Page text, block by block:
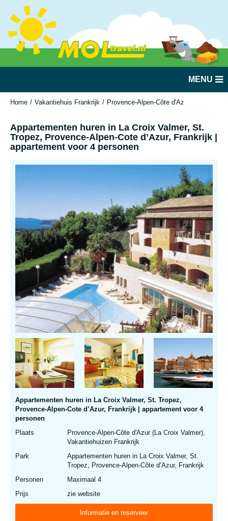
MENU
Home Vakantiehuis Frankrijk Provence-Alpen-Côte d'Azur
Appartementen huren in La Croix Valmer, St.
Tropez, Provence-Alpen-Cote d’Azur, Frankrijk |
appartement voor 4 personen
Appartementen huren in La Croix Valmer, St. Tropez,
Provence-Alpen-Cote d’Azur, Frankrijk | appartement voor 4
personen
Plaats
Provence-Alpen-Côte d'Azur (La Croix Valmer),
Vakantiehuizen Frankrijk
Park
Appartementen huren in La Croix Valmer, St.
Tropez, Provence-Alpen-Côte d’Azur, Frankrijk
Personen
Maximaal 4
Prijs
zie website
Informatie en reserveer